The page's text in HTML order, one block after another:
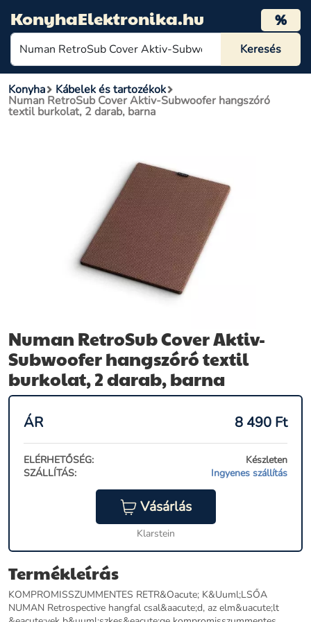
KonyhaElektronika.hu %
Konyha Kábelek és tartozékok
Numan RetroSub Cover Aktiv-Subwoofer hangszóró
textil burkolat, 2 darab, barna
Numan RetroSub Cover Aktiv-
Subwoofer hangszóró textil
burkolat, 2 darab, barna
ÁR 8 490 Ft
ELÉRHETŐSÉG:
Készleten
SZÁLLÍTÁS:
Ingyenes szállítás
Vásárlás
Klarstein
Termékleírás
KOMPROMISSZUMMENTES RETR&Oacute; K&Uuml;LSŐA
NUMAN Retrospective hangfal csal&aacute;d, az elm&uacute;lt